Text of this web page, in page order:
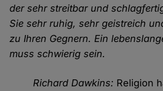
der sehr streitbar und
Sie sehr ruhig, sehr geistreich
zu Ihren Gegnern. Ein
muss schwierig sein.
Richard Dawkins: Religion